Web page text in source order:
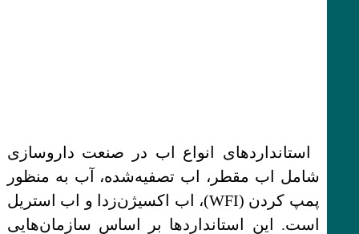
استانداردهای انواع اب در صنعت داروسازی
شامل اب مقطر، اب تصفیه‌شده، آب به منظور
پمپ کردن (WFI)، اب اکسیژن‌زدا و اب استریل
است. این استانداردها بر اساس سازمان‌هایی